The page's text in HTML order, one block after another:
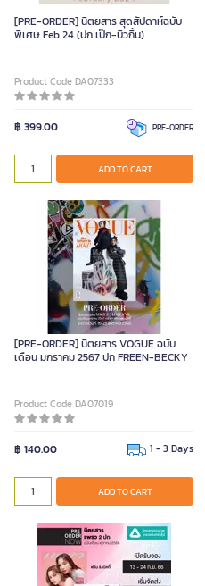
[PRE-ORDER] นิตยสาร สุดสัปดาห์ฉบับ
พิเศษ Feb 24 (ปก เป๊ก-บิวกิ้น)
Product Code DA07333
฿ 399.00 PRE-ORDER
ADD TO CART
[PRE-ORDER] นิตยสาร VOGUE ฉบับ
เดือน มกราคม 2567 ปก FREEN-BECKY
Product Code DA07019
฿ 140.00 1 - 3 Days
ADD TO CART